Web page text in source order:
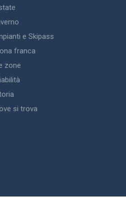
e Skipass
franca
zone
si trova